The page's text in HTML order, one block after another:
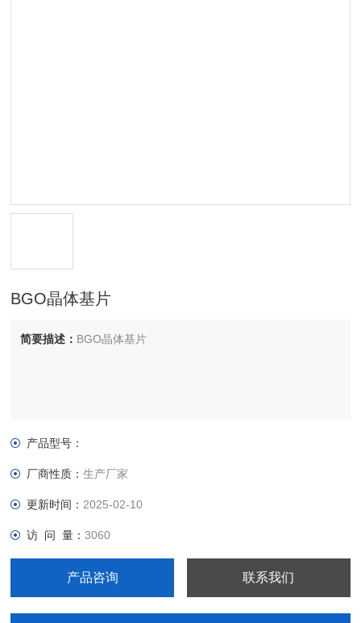
BGO晶体基片
简要描述： BGO晶体基片
产品型号：
厂商性质：生产厂家
更新时间： 2025-02-10
访 问 量：3060
产品咨询 联系我们